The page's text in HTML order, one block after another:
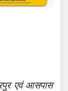
एवं आसपास